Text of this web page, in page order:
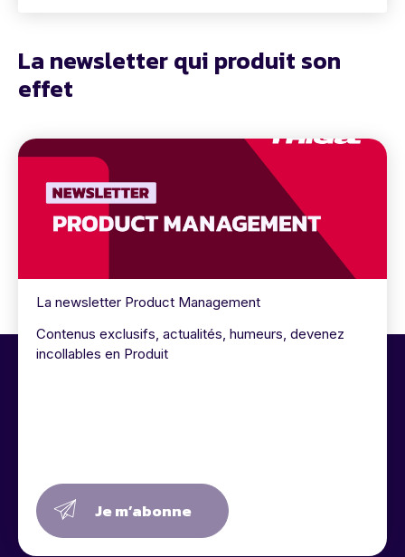
La newsletter qui produit son
effet
La newsletter Product Management
Contenus exclusifs, actualités, humeurs, devenez
incollables en Produit
Je m’abonne